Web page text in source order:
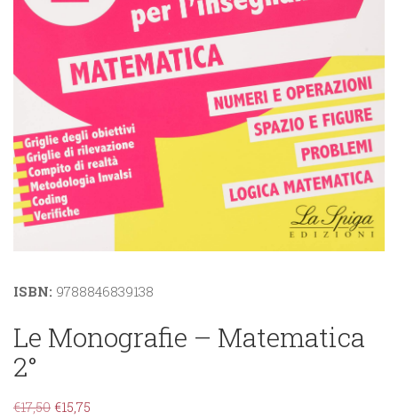
ISBN: 9788846839138
Le Monografie – Matematica
2°
€17,50 €15,75